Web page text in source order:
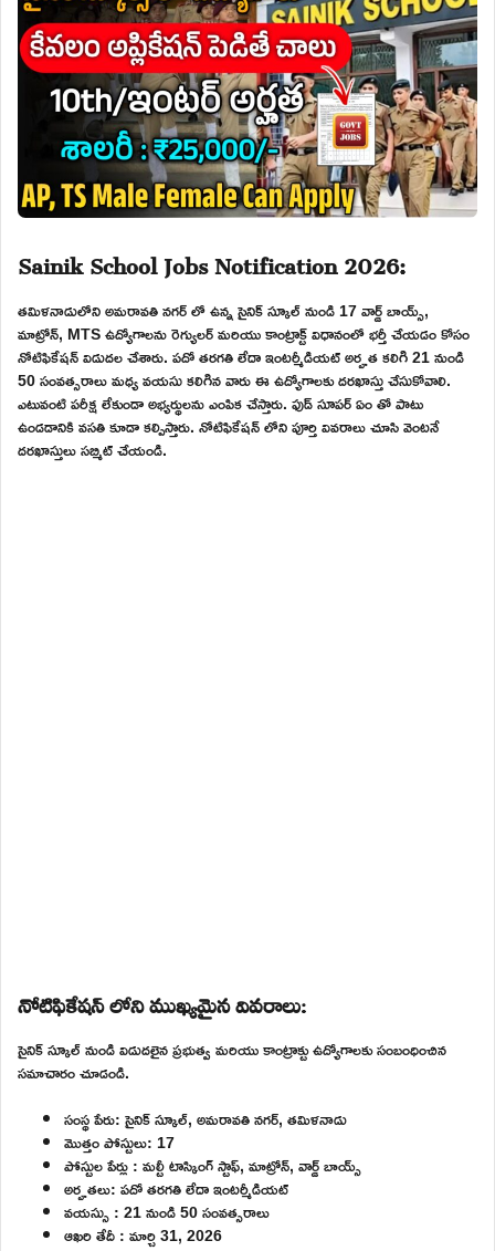
Sainik School Jobs Notification 2026:
తమిళనాడులోని అమరావతి నగర్ లో ఉన్న సైనిక్ స్కూల్ నుండి 17 వార్డ్ బాయ్స్,
మాట్రోన్, MTS ఉద్యోగాలను రెగ్యులర్ మరియు కాంట్రాక్ట్ విధానంలో భర్తీ చేయడం కోసం
నోటిఫికేషన్ విడుదల చేశారు. పదో తరగతి లేదా ఇంటర్మీడియట్ అర్హత కలిగి 21 నుండి
50 సంవత్సరాలు మధ్య వయసు కలిగిన వారు ఈ ఉద్యోగాలకు దరఖాస్తు చేసుకోవాలి.
ఎటువంటి పరీక్ష లేకుండా అభ్యర్థులను ఎంపిక చేస్తారు. ఫుడ్ సూపర్ ఏం తో పాటు
ఉండడానికి వసతి కూడా కల్పిస్తారు. నోటిఫికేషన్ లోని పూర్తి వివరాలు చూసి వెంటనే
దరఖాస్తులు సబ్మిట్ చేయండి.
నోటిఫికేషన్ లోని ముఖ్యమైన వివరాలు:
సైనిక్ స్కూల్ నుండి విడుదలైన ప్రభుత్వ మరియు కాంట్రాక్టు ఉద్యోగాలకు సంబంధించిన
సమాచారం చూడండి.
సంస్థ పేరు: సైనిక్ స్కూల్, అమరావతి నగర్, తమిళనాడు
మొత్తం పోస్టులు: 17
పోస్టుల పేర్లు : మల్టీ టాస్కింగ్ స్టాఫ్, మాట్రోన్, వార్డ్ బాయ్స్
అర్హతలు: పదో తరగతి లేదా ఇంటర్మీడియట్
వయస్సు : 21 నుండి 50 సంవత్సరాలు
ఆఖరి తేదీ : మార్చి 31, 2026